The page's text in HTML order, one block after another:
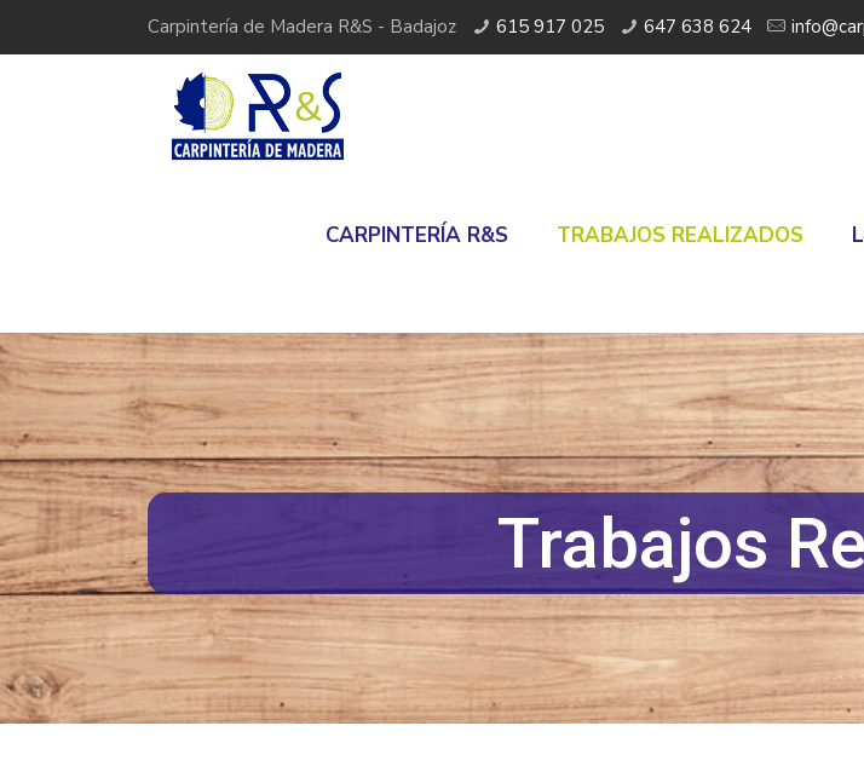
Carpintería de Madera R&S - Badajoz 615 917 025 647 638 624
CARPINTERÍA R&S TRABAJOS REALIZADOS
Trabajos